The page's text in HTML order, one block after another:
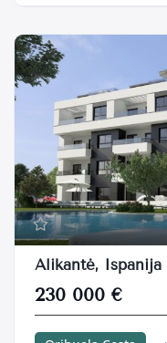
Alikantė, Ispanija
230 000 €